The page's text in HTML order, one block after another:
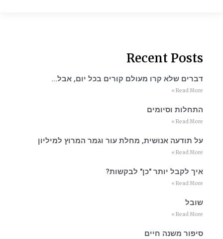
Recent Posts
דברים שלא קרו מעולם קורים בכל יום, אבל…
Read More »
התחלות וסיומים
Read More »
על תודעה אנושית, מחלת עור וגמר המרוץ למיליון
Read More »
איך לקבל יותר "כן" לבקשות?
Read More »
שובל
Read More »
סיפור משנה חיים